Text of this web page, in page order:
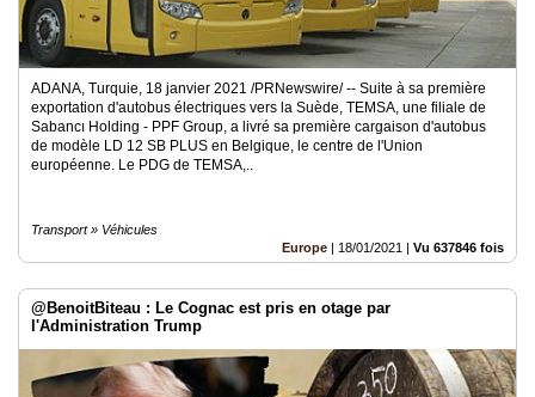
ADANA, Turquie, 18 janvier 2021 /PRNewswire/ -- Suite à sa première
exportation d'autobus électriques vers la Suède, TEMSA, une filiale de
Sabancı Holding - PPF Group, a livré sa première cargaison d'autobus
de modèle LD 12 SB PLUS en Belgique, le centre de l'Union
européenne. Le PDG de TEMSA,..
Transport » Véhicules
Europe | 18/01/2021 | Vu 637846 fois
@BenoitBiteau : Le Cognac est pris en otage par
l'Administration Trump